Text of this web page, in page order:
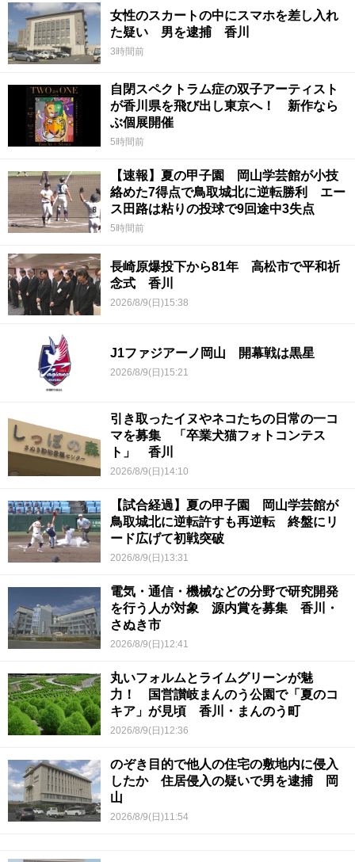
女性のスカートの中にスマホを差し入れ
た疑い 男を逮捕 香川
3時間前
自閉スペクトラム症の双子アーティスト
が香川県を飛び出し東京へ！ 新作なら
ぶ個展開催
5時間前
【速報】夏の甲子園 岡山学芸館が小技
絡めた7得点で鳥取城北に逆転勝利 エー
ス田路は粘りの投球で9回途中3失点
5時間前
長崎原爆投下から81年 高松市で平和祈
念式 香川
2026/8/9(日)15:38
J1ファジアーノ岡山 開幕戦は黒星
2026/8/9(日)15:21
引き取ったイヌやネコたちの日常の一コ
マを募集 「卒業犬猫フォトコンテス
ト」 香川
2026/8/9(日)14:10
【試合経過】夏の甲子園 岡山学芸館が
鳥取城北に逆転許すも再逆転 終盤にリ
ード広げて初戦突破
2026/8/9(日)13:31
電気・通信・機械などの分野で研究開発
を行う人が対象 源内賞を募集 香川・
さぬき市
2026/8/9(日)12:41
丸いフォルムとライムグリーンが魅
力！ 国営讃岐まんのう公園で「夏のコ
キア」が見頃 香川・まんのう町
2026/8/9(日)12:36
のぞき目的で他人の住宅の敷地内に侵入
したか 住居侵入の疑いで男を逮捕 岡
山
2026/8/9(日)11:54